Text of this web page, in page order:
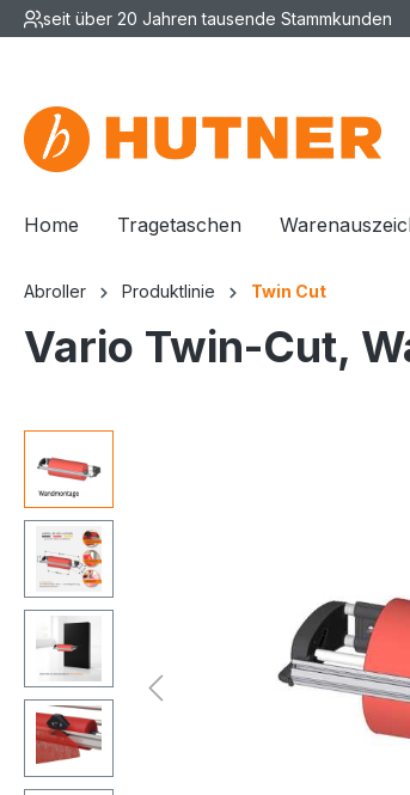
seit über 20 Jahren tausende Stammkunden
Home Tragetaschen
Abroller Produktlinie Twin Cut
Vario Twin-Cut,